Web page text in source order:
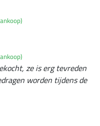
ze is erg tevreden
worden tijdens de